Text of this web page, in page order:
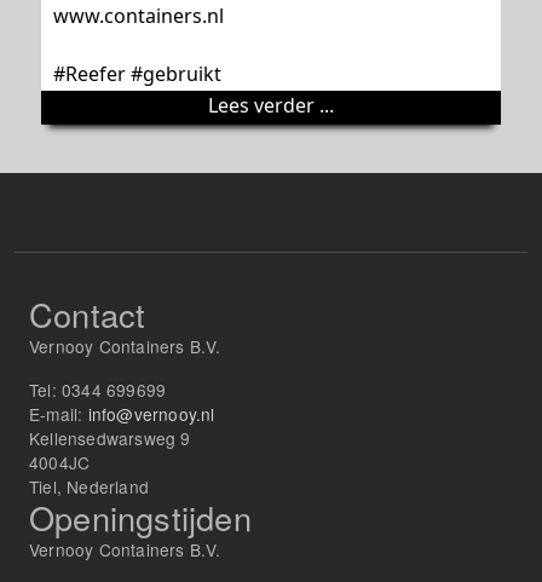
www.containers.nl
#Reefer #gebruikt
Lees verder ...
Contact
Vernooy Containers B.V.
Tel: 0344 699699
E-mail: info@vernooy.nl
Kellensedwarsweg 9
4004JC
Tiel, Nederland
Openingstijden
Vernooy Containers B.V.